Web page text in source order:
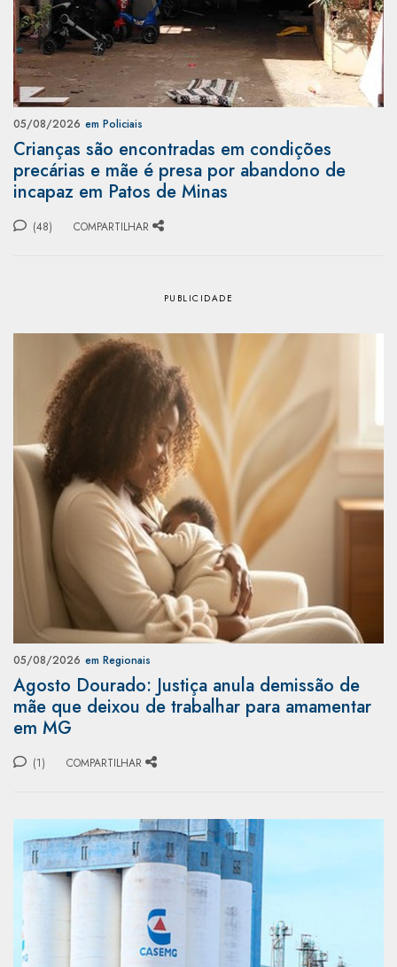
05/08/2026 em Policiais
Crianças são encontradas em condições
precárias e mãe é presa por abandono de
incapaz em Patos de Minas
(48) COMPARTILHAR
05/08/2026 em Regionais
Agosto Dourado: Justiça anula demissão de
mãe que deixou de trabalhar para amamentar
em MG
(1) COMPARTILHAR